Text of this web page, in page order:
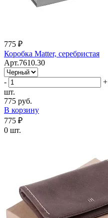
775 ₽
Коробка Matter, серебристая
Арт.7610.30
-
+
шт.
775 руб.
В корзину
775 ₽
0 шт.